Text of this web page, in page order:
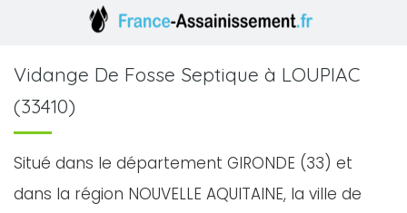
Vidange De Fosse Septique à LOUPIAC
(33410)
Situé dans le département GIRONDE (33) et
dans la région NOUVELLE AQUITAINE, la ville de